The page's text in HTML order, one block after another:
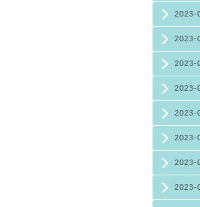
2023-
2023-
2023-
2023-
2023-
2023-
2023-
2023-